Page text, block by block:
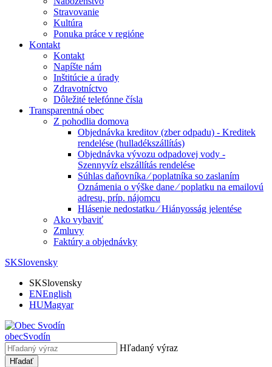
Stravovanie
Kultúra
Ponuka práce v regióne
Kontakt
Kontakt
Napíšte nám
Inštitúcie a úrady
Zdravotníctvo
Dôležité telefónne čísla
Transparentná obec
Z pohodlia domova
Objednávka kreditov (zber odpadu) - Kreditek
rendelése (hulladékszállítás)
Objednávka vývozu odpadovej vody -
Szennyvíz elszállítás rendelése
Súhlas daňovníka ⁄ poplatníka so zaslaním
Oznámenia o výške dane ⁄ poplatku na emailovú
adresu, príp. nájomcu
Hlásenie nedostatku ⁄ Hiányosság jelentése
Ako vybaviť
Zmluvy
Faktúry a objednávky
SKSlovensky
SKSlovensky
ENEnglish
HUMagyar
obecSvodín
Hľadaný výraz
Hľadať